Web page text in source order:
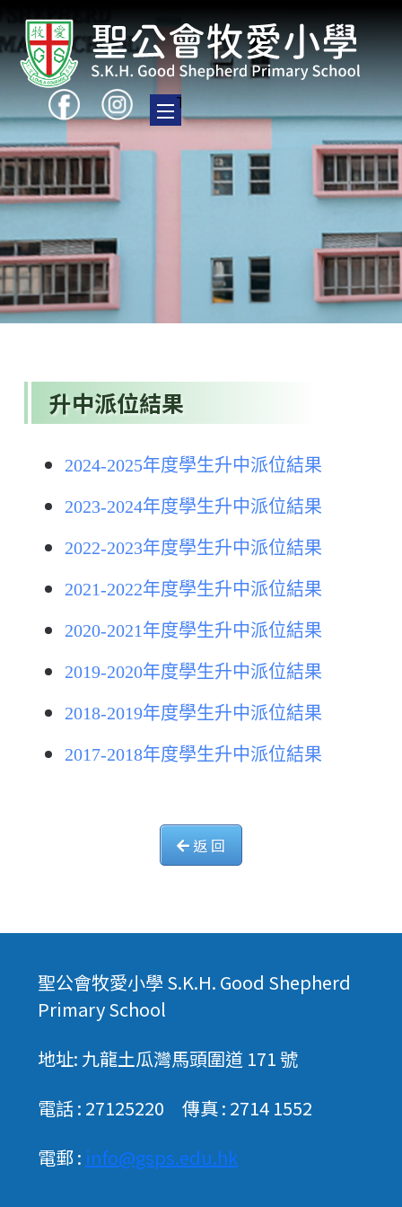
Toggle main menu visibility
升中派位結果
2024-2025年度學生升中派位結果
2023-2024年度學生升中派位結果
2022-2023年度學生升中派位結果
2021-2022年度學生升中派位結果
2020-2021年度學生升中派位結果
2019-2020年度學生升中派位結果
2018-2019年度學生升中派位結果
2017-2018年度學生升中派位結果
返 回
聖公會牧愛小學 S.K.H. Good Shepherd
Primary School
地址: 九龍土瓜灣馬頭圍道 171 號
電話 : 27125220 傳真 : 2714 1552
電郵 : info@gsps.edu.hk